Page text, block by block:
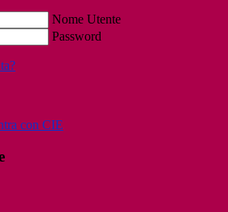
Nome Utente
Password
con CIE